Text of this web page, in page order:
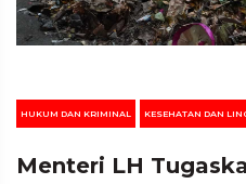
HUKUM DAN KRIMINAL KESEHATAN DAN
Menteri LH